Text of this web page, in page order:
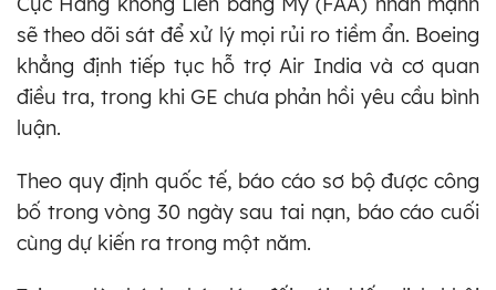
sẽ theo dõi sát để xử lý mọi rủi ro tiềm ẩn. Boeing
khẳng định tiếp tục hỗ trợ Air India và cơ quan
điều tra, trong khi GE chưa phản hồi yêu cầu bình
luận.
Theo quy định quốc tế, báo cáo sơ bộ được công
bố trong vòng 30 ngày sau tai nạn, báo cáo cuối
cùng dự kiến ra trong một năm.